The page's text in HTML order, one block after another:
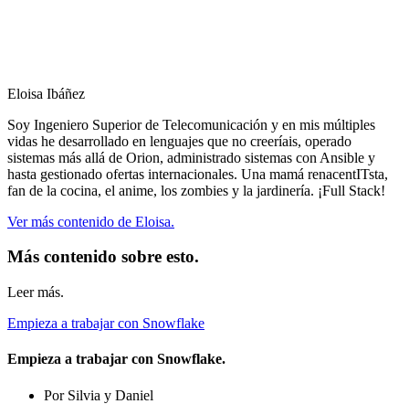
Eloisa Ibáñez
Soy Ingeniero Superior de Telecomunicación y en mis múltiples
vidas he desarrollado en lenguajes que no creeríais, operado
sistemas más allá de Orion, administrado sistemas con Ansible y
hasta gestionado ofertas internacionales. Una mamá renacentITsta,
fan de la cocina, el anime, los zombies y la jardinería. ¡Full Stack!
Ver más contenido de Eloisa.
Más contenido sobre esto.
Leer más.
Empieza a trabajar con Snowflake
Empieza a trabajar con Snowflake.
Por Silvia y Daniel